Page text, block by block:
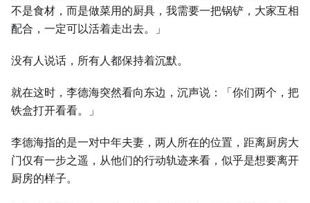
不是食材，而是做菜用的厨具，我需要一把锅铲，大家互相
配合，一定可以活着走出去。」
没有人说话，所有人都保持着沉默。
就在这时，李德海突然看向东边，沉声说：「你们两个，把
铁盒打开看看。」
李德海指的是一对中年夫妻，两人所在的位置，距离厨房大
门仅有一步之遥，从他们的行动轨迹来看，似乎是想要离开
厨房的样子。